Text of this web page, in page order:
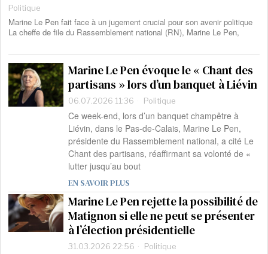
Politique
Marine Le Pen fait face à un jugement crucial pour son avenir politique
La cheffe de file du Rassemblement national (RN), Marine Le Pen,
Marine Le Pen évoque le « Chant des
partisans » lors d’un banquet à Liévin
06.07.2026 11:36 Politique
Ce week-end, lors d’un banquet champêtre à
Liévin, dans le Pas-de-Calais, Marine Le Pen,
présidente du Rassemblement national, a cité Le
Chant des partisans, réaffirmant sa volonté de «
lutter jusqu’au bout
EN SAVOIR PLUS
Marine Le Pen rejette la possibilité de
Matignon si elle ne peut se présenter
à l’élection présidentielle
31.03.2026 22:56 Politique